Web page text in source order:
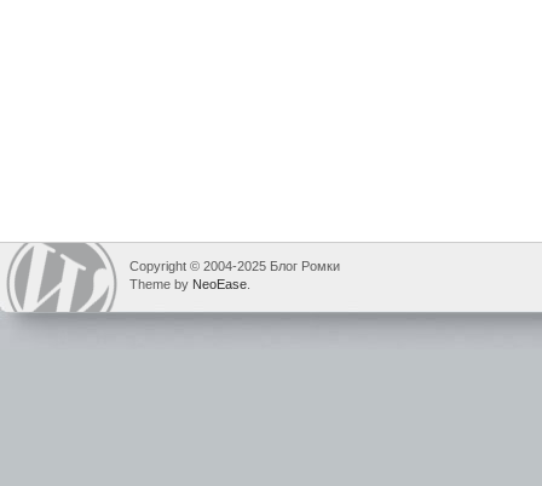
Copyright © 2004-2025 Блог Ромки
Theme by NeoEase